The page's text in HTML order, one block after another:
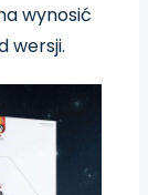
wynosić
wersji.